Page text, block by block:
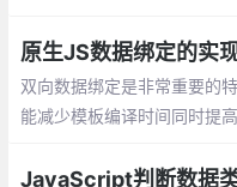
原生JS数据绑定的实
双向数据绑定是非常重要的
能减少模板编译时间同时提